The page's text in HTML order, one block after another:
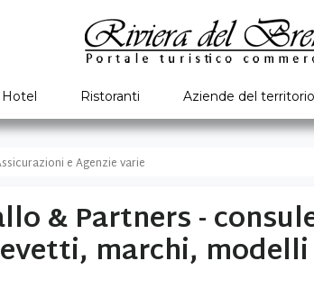
Hotel Ristoranti Aziende del territorio
e Agenzie varie
& Partners -
marchi, modelli